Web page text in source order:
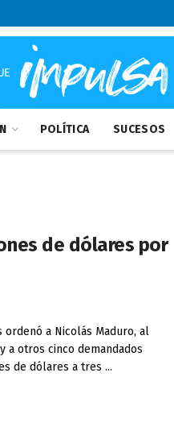
POLÍTICA SUCESOS
de dólares por
ordenó a Nicolás Maduro, al
a otros cinco demandados
de dólares a tres ...